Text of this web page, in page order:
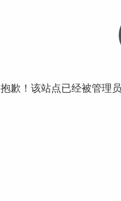
抱歉！该站点已经被管理